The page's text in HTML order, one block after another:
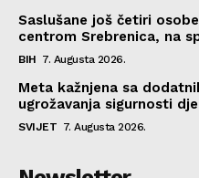
Saslušane još četiri
centrom Srebrenica, na
BIH 7. Augusta 2026.
Meta kažnjena sa
ugrožavanja sigurnosti
SVIJET 7. Augusta 2026.